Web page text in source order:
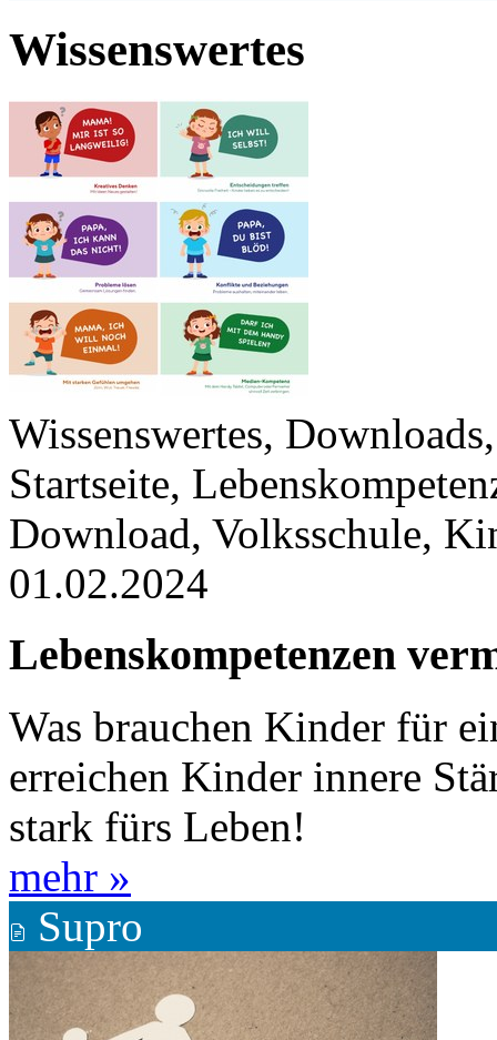
Wissenswertes
Wissenswertes,
Startseite,
Download, Volksschule,
01.02.2024
Lebenskompetenzen
Was brauchen Kinder für
erreichen Kinder innere
stark fürs Leben!
mehr »
Supro